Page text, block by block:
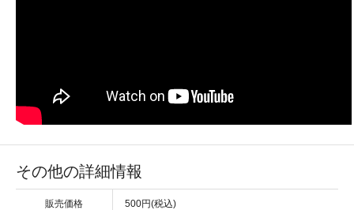
その他の詳細情報
販売価格 500円(税込)